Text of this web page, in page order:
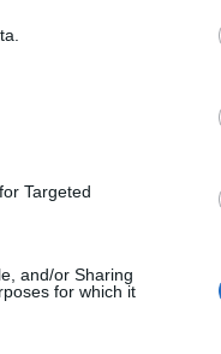
Targeted
and/or Sharing
for which it